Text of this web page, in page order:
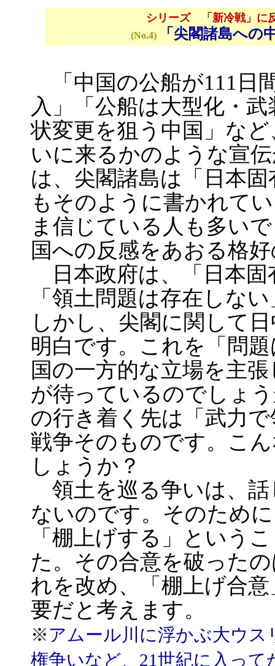
シリーズ 「新冷戦」に
(No.4) 「尖閣諸島への
「中国の公船が111日
入」「公船は大型化・
状変更を狙う中国」な
いに来るかのような宣
は、尖閣諸島は「日本
もそのように書かれて
ま信じている人も多い
国への反感をあおる格
日本政府は、「日本固
「領土問題は存在しな
しかし、尖閣に関して
明白です。これを「問
国の一方的な立場を主
が待っているのでしょ
の行き着く先は「武力
戦争そのものです。こ
しょうか？
領土を巡る争いは、話
ないのです。そのため
「棚上げする」という
た。その合意を破った
れを改め、「棚上げ合
要だと考えます。
※ アムール川に浮かぶ大ウ
権争いなど、21世紀に入っ